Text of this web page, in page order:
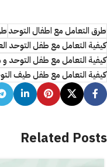
طرق التعامل مع اطفال التوحد
كيفية التعامل مع طفل التوحد
كيفية التعامل مع طفل التوحد
كيفية التعامل مع طفل طيف
Related Posts